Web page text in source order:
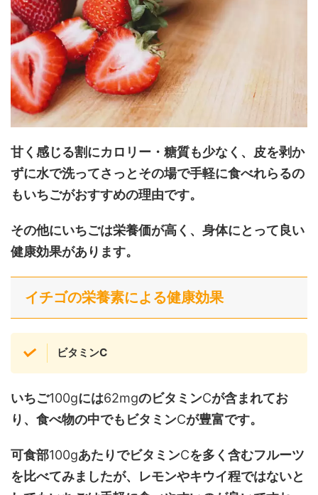
甘く感じる割にカロリー・糖質も少なく、皮を剥か
ずに水で洗ってさっとその場で手軽に食べれらるの
もいちごがおすすめの理由です。
その他にいちごは栄養価が高く、身体にとって良い
健康効果があります。
イチゴの栄養素による健康効果
ビタミンC
いちご100gには62mgのビタミンCが含まれてお
り、食べ物の中でもビタミンCが豊富です。
可食部100gあたりでビタミンCを多く含むフルーツ
を比べてみましたが、レモンやキウイ程ではないと